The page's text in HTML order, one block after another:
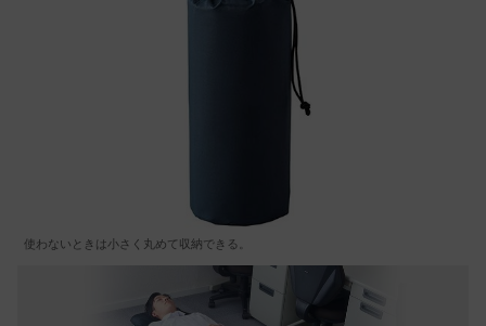
使わないときは小さく丸めて収納できる。